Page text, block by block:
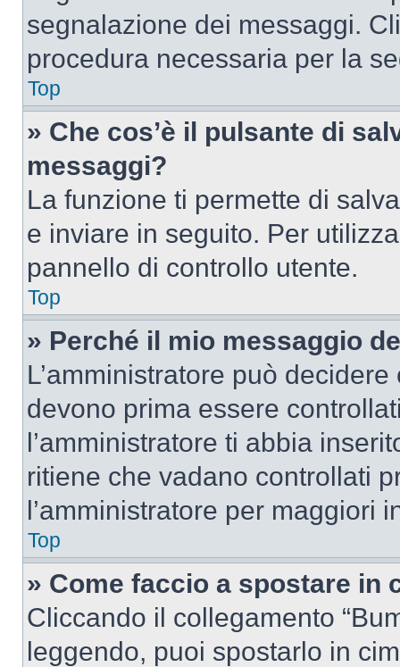
segnalazione dei messaggi.
procedura necessaria per la
Top
» Che cos’è il pulsante di
messaggi?
La funzione ti permette di
e inviare in seguito. Per
pannello di controllo utente.
Top
» Perché il mio messaggio
L’amministratore può
devono prima essere
l’amministratore ti abbia
ritiene che vadano controllati
l’amministratore per maggiori
Top
» Come faccio a spostare in
Cliccando il collegamento
leggendo, puoi spostarlo in